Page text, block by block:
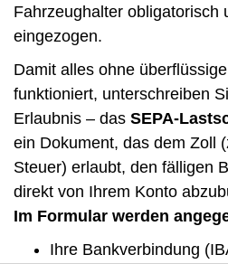
Fahrzeughalter obligatorisch
eingezogen.
Damit alles ohne
funktioniert, unterschreiben
Erlaubnis – das SEPA-
ein Dokument, das dem Zoll
Steuer) erlaubt, den fälligen
direkt von Ihrem Konto
Im Formular werden
Ihre Bankverbindung